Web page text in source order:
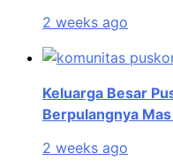
2 weeks ago
Keluarga Besar
Berpulangnya
2 weeks ago